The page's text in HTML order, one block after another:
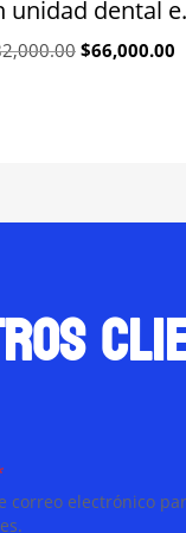
Original
$66,000.00
correo electrónico